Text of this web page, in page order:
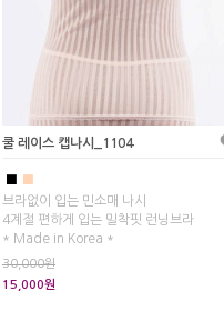
쿨 레이스 캡나시_1104
■ ■
브라없이 입는 민소매 나시
4계절 편하게 입는 밀착핏 런닝브라
* Made in Korea *
30,000원
15,000원